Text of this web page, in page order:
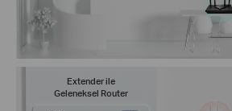
Extender ile
Geleneksel Router